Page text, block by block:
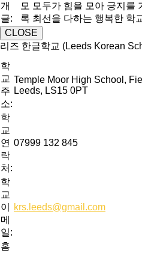
개
글:
모 모두가 힘을 모아 긍지를
록 최선을 다하는 행복한 학
CLOSE
리즈 한글학교 (Leeds Korean
학
교
주
소:
Temple Moor High School,
Leeds, LS15 0PT
학
교
연
락
처:
07999 132 845
학
교
이
메
일:
krs.leeds@gmail.com
홈